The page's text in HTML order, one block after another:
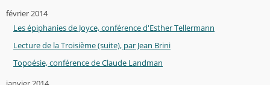
février 2014
Les épiphanies de Joyce, conférence d'Esther Tellermann
Lecture de la Troisième (suite), par Jean Brini
Topoésie, conférence de Claude Landman